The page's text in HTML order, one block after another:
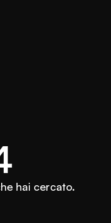
hai cercato.